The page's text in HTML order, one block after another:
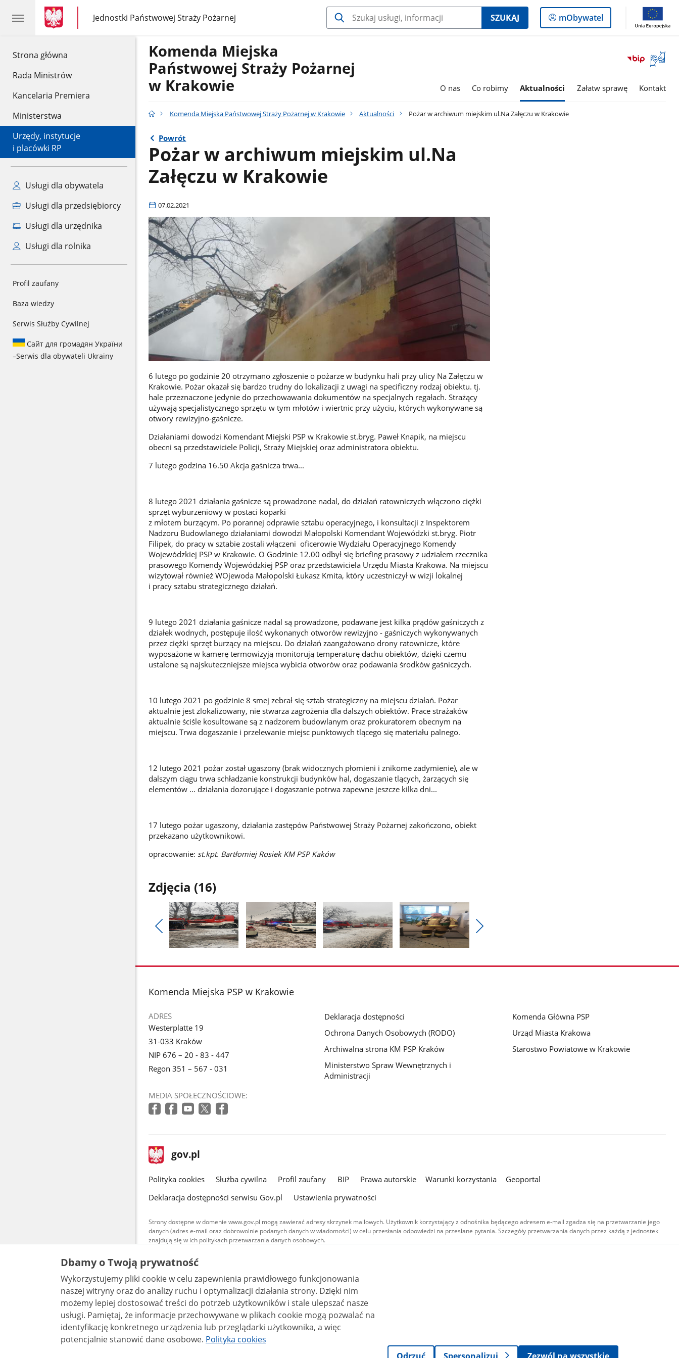
Strona główna
Rada Ministrów
Kancelaria Premiera
Ministerstwa
Urzędy, instytucje
i placówki RP
Usługi dla obywatela
Usługi dla przedsiębiorcy
Usługi dla urzędnika
Usługi dla rolnika
Profil zaufany
Baza wiedzy
Serwis Służby Cywilnej
Сайт для громадян України
–Serwis dla obywateli Ukrainy
gov.pl
gov.pl
Jednostki Państwowej Straży Pożarnej
gov.pl
Jednostki
Państwowej
SZUKAJ
Logowanie
do
mObywatel
Otwórz
okno
Komenda Miejska
Państwowej Straży Pożarnej
w Krakowie
O nas Co robimy Aktualności Załatw sprawę Kontakt
Komenda Miejska Państwowej Straży Pożarnej w Krakowie Aktualności Pożar w archiwum miejskim ul.Na Załęczu w Krakowie
Powrót
Pożar w archiwum miejskim ul.Na
Załęczu w Krakowie
07.02.2021
6 lutego po godzinie 20 otrzymano zgłoszenie o pożarze w budynku hali przy ulicy Na Załęczu w
Krakowie. Pożar okazał się bardzo trudny do lokalizacji z uwagi na specificzny rodzaj obiektu. tj.
hale przeznaczone jedynie do przechowawania dokumentów na specjalnych regałach. Strażący
używają specjalistycznego sprzętu w tym młotów i wiertnic przy użyciu, których wykonywane są
otwory rewizyjno-gaśnicze.
Działaniami dowodzi Komendant Miejski PSP w Krakowie st.bryg. Paweł Knapik, na miejscu
obecni są przedstawiciele Policji, Straży Miejskiej oraz administratora obiektu.
7 lutego godzina 16.50 Akcja gaśnicza trwa...
8 lutego 2021 działania gaśnicze są prowadzone nadal, do działań ratowniczych włączono ciężki
sprzęt wyburzeniowy w postaci koparki
z młotem burzącym. Po porannej odprawie sztabu operacyjnego, i konsultacji z Inspektorem
Nadzoru Budowlanego działaniami dowodzi Małopolski Komendant Wojewódzki st.bryg. Piotr
Filipek, do pracy w sztabie zostali włączeni oficerowie Wydziału Operacyjnego Komendy
Wojewódzkiej PSP w Krakowie. O Godzinie 12.00 odbył się briefing prasowy z udziałem rzecznika
prasowego Komendy Wojewódzkiej PSP oraz przedstawiciela Urzędu Miasta Krakowa. Na miejscu
wizytował również WOjewoda Małopolski Łukasz Kmita, który uczestniczył w wizji lokalnej
i pracy sztabu strategicznego działań.
9 lutego 2021 działania gaśnicze nadal są prowadzone, podawane jest kilka prądów gaśniczych z
działek wodnych, postępuje ilość wykonanych otworów rewizyjno - gaśniczych wykonywanych
przez ciężki sprzęt burzący na miejscu. Do działań zaangażowano drony ratownicze, które
wyposażone w kamerę termowizyją monitorują temperaturę dachu obiektów, dzięki czemu
ustalone są najskuteczniejsze miejsca wybicia otworów oraz podawania środków gaśniczych.
10 lutego 2021 po godzinie 8 smej zebrał się sztab strategiczny na miejscu działań. Pożar
aktualnie jest zlokalizowany, nie stwarza zagrożenia dla dalszych obiektów. Prace strażaków
aktualnie ściśle kosultowane są z nadzorem budowlanym oraz prokuratorem obecnym na
miejscu. Trwa dogaszanie i przelewanie miejsc punktowych tlącego się materiału palnego.
12 lutego 2021 pożar został ugaszony (brak widocznych płomieni i znikome zadymienie), ale w
dalszym ciągu trwa schładzanie konstrukcji budynków hal, dogaszanie tlących, żarzących się
elementów ... działania dozorujące i dogaszanie potrwa zapewne jeszcze kilka dni...
17 lutego pożar ugaszony, działania zastępów Państwowej Straży Pożarnej zakończono, obiekt
przekazano użytkownikowi.
opracowanie: st.kpt. Bartłomiej Rosiek KM PSP Kaków
Zdjęcia (16)
Pokaż
poprzednie
zdjęcie
galerii.
zdjęcie
galerii.
zdjęcie
zdjęcie
stopka
Komenda Miejska PSP w Krakowie
ADRES
Westerplatte 19
31-033 Kraków
NIP 676 – 20 - 83 - 447
Regon 351 – 567 - 031
MEDIA SPOŁECZNOŚCIOWE:
Deklaracja dostępności
Ochrona Danych Osobowych (RODO)
Archiwalna strona KM PSP Kraków
Ministerstwo Spraw Wewnętrznych i
Administracji
Komenda Główna PSP
Urząd Miasta Krakowa
Starostwo Powiatowe w Krakowie
stopka
gov.pl Strona
gov.pl
gov.pl
Polityka cookies Służba cywilna Profil zaufany BIP Prawa autorskie Warunki korzystania
Geoportal
Deklaracja dostępności serwisu Gov.pl
Ustawienia prywatności
Strony dostępne w domenie www.gov.pl mogą zawierać adresy skrzynek mailowych. Użytkownik korzystający z odnośnika będącego adresem e-mail zgadza się na przetwarzanie jego
danych (adres e-mail oraz dobrowolnie podanych danych w wiadomości) w celu przesłania odpowiedzi na przesłane pytania. Szczegóły przetwarzania danych przez każdą z jednostek
znajdują się w ich politykach przetwarzania danych osobowych.
Treści tekstowe publikowane w serwisie (z wyłączeniem treści audiowizualnych), są
udostępniane na licencji typu Creative Commons: uznanie autorstwa - na tych samych
warunkach 4.0 (CC BY-SA 4.0). Materiały audiowizualne, w tym zdjęcia, materiały audio i wideo,
są udostępniane na licencji typu Creative Commons: uznanie autorstwa użycie niekomercyjne -
bez utworów zależnych 4.0 (CC BY-NC-ND 4.0), o ile nie jest to stwierdzone inaczej.
Dbamy o Twoją prywatność
Wykorzystujemy pliki cookie w celu zapewnienia prawidłowego funkcjonowania
naszej witryny oraz do analizy ruchu i optymalizacji działania strony. Dzięki nim
możemy lepiej dostosować treści do potrzeb użytkowników i stale ulepszać nasze
usługi. Pamiętaj, że informacje przechowywane w plikach cookie mogą pozwalać na
identyfikację konkretnego urządzenia lub przeglądarki użytkownika, a więc
potencjalnie stanowić dane osobowe. Polityka cookies